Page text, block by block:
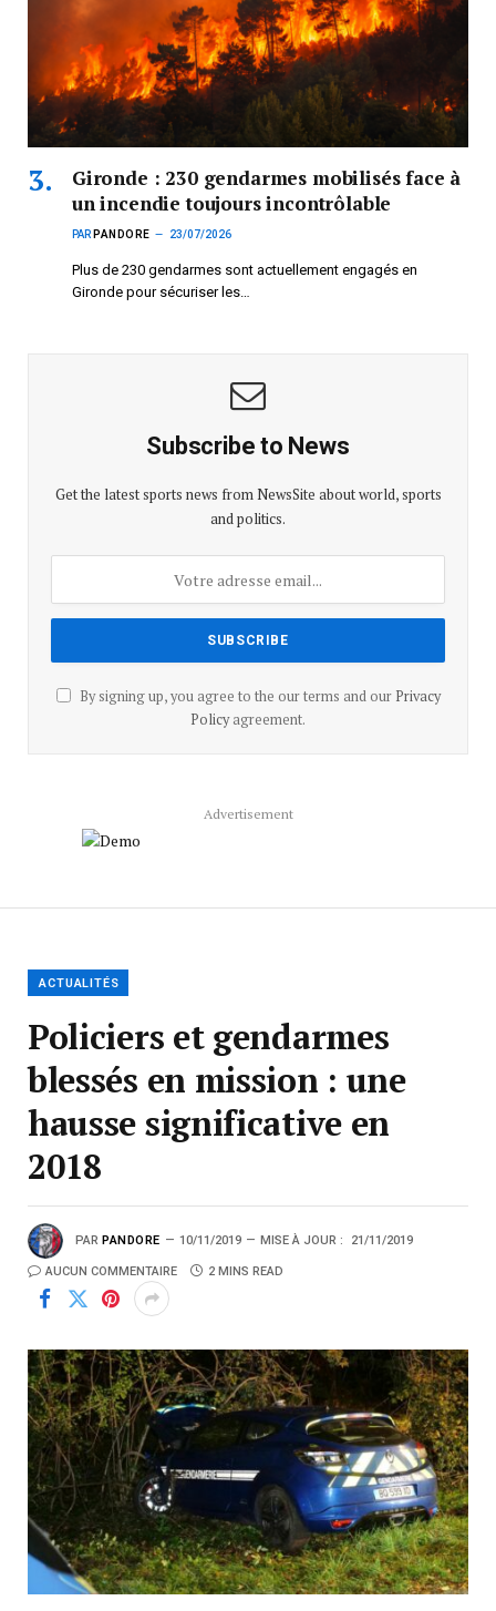
Gironde : 230 gendarmes mobilisés face à
un incendie toujours incontrôlable
PAR PANDORE 23/07/2026
Plus de 230 gendarmes sont actuellement engagés en
Gironde pour sécuriser les…
Subscribe to News
Get the latest sports news from NewsSite about world, sports
and politics.
By signing up, you agree to the our terms and our Privacy
Policyagreement.
Advertisement
ACTUALITÉS
Policiers et gendarmes
blessés en mission : une
hausse significative en
2018
PAR PANDORE 10/11/2019 MISE À JOUR : 21/11/2019
AUCUN COMMENTAIRE 2 MINS READ